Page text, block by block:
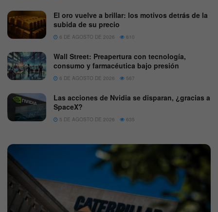
El oro vuelve a brillar: los motivos detrás de la
subida de su precio
6 DE AGOSTO DE 2026 610
Wall Street: Preapertura con tecnología,
consumo y farmacéutica bajo presión
6 DE AGOSTO DE 2026 567
Las acciones de Nvidia se disparan, ¿gracias a
SpaceX?
5 DE AGOSTO DE 2026 635